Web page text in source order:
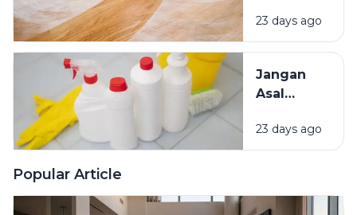
Kenali
Penyebab
Mengatasinya
23 days ago
Jangan
Asal
Bahan
Pembersih
23 days ago
Popular Article